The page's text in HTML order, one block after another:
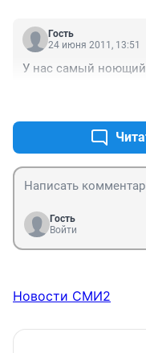
Гость
24 июня 2011, 13:51
У нас самый ноющий
Гость
Войти
Новости СМИ2